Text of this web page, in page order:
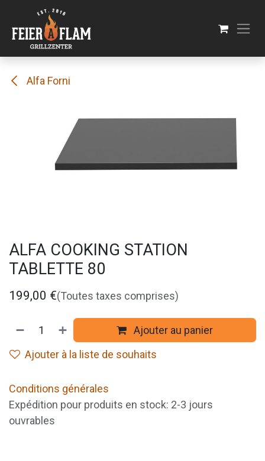
Se rendre au contenu
Alfa Forni
ALFA COOKING STATION
TABLETTE 80
199,00 €(Toutes taxes comprises)
Ajouter au panier
Ajouter à la liste de souhaits
Conditions générales
Expédition pour produits en stock: 2-3 jours
ouvrables